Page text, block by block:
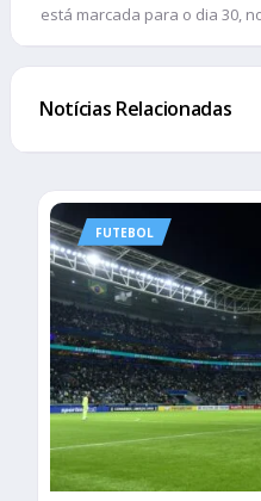
está marcada para o dia 30,
Notícias Relacionadas
FUTEBOL